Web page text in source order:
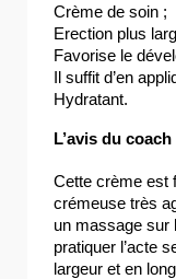
Crème de soin ;
Erection plus
Favorise le
Il suffit d’en
Hydratant.
L’avis du coach
Cette crème est
crémeuse très
un massage sur
pratiquer l’acte
largeur et en